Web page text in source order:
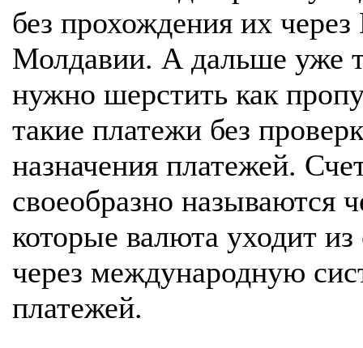
без прохождения их
Молдавии. А дальше уже
нужно шерстить как
такие платежи без
назначения платежей.
своеобразно называются
которые валюта уходит
через международную
платежей.